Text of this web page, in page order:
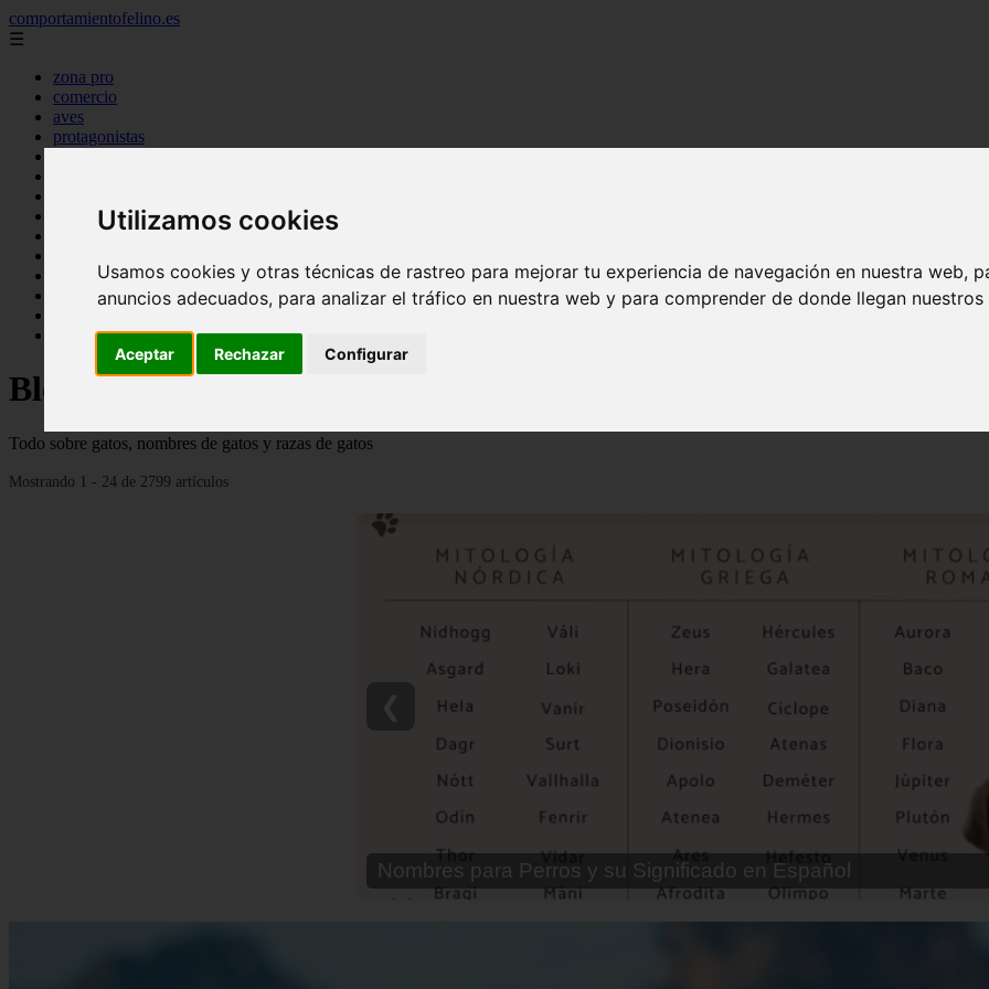
Utilizamos cookies
Usamos cookies y otras técnicas de rastreo para mejorar tu experiencia de navegación en nuestra web,
anuncios adecuados, para analizar el tráfico en nuestra web y para comprender de donde llegan
Aceptar Rechazar Configurar
comportamientofelino.es
☰
zona pro
comercio
aves
protagonistas
articulos
canal tv
novedades
tablon de anuncios
zona pro
Blog sobre gatos
Todo sobre gatos, nombres de gatos y razas de gatos
Mostrando 1 - 24 de 2799 artículos
Nombres para Perros Machos con Manchas Negras